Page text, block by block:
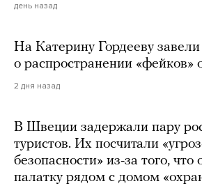
день назад
На Катерину Гордееву
о распространении «фейков»
2 дня назад
В Швеции задержали пару
туристов. Их посчитали
безопасности» из-за того, что
палатку рядом с домом